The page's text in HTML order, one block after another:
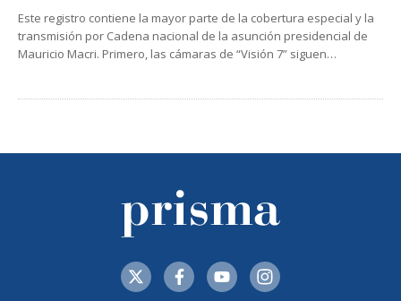
Este registro contiene la mayor parte de la cobertura especial y la
transmisión por Cadena nacional de la asunción presidencial de
Mauricio Macri. Primero, las cámaras de “Visión 7” siguen…